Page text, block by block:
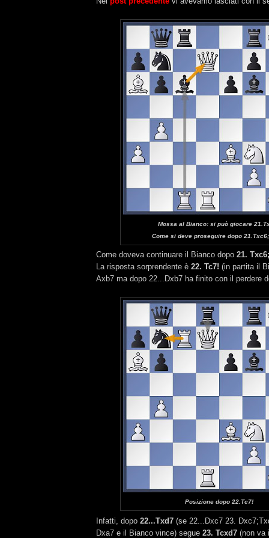
Mossa al Bianco: si può giocare
Come si deve proseguire dopo
Come doveva continuare il Bianco dopo 21.
La risposta sorprendente è 22. Tc7! (in partita il
Axb7 ma dopo 22...Dxb7 ha finito con il perdere
Posizione dopo 22.Tc7!
Infatti, dopo 22...Txd7 (se 22...Dxc7 23.
Dxa7 e il Bianco vince) segue 23. Tcxd7 (non va